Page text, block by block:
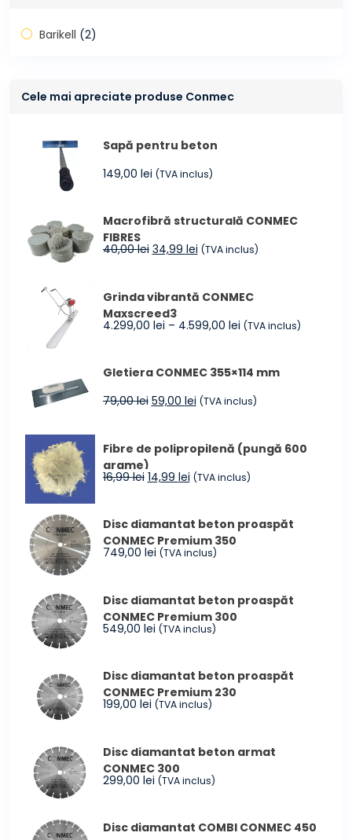
Barikell (2)
Cele mai apreciate produse Conmec
Sapă pentru beton
149,00 lei (TVA inclus)
Macrofibră structurală CONMEC
FIBRES
40,00lei Prețul
fost:
40,00 lei.
34,99 leiPrețul
34,99 lei.
(TVA inclus)
Grinda vibrantă CONMEC
Maxscreed3
4.299,00 lei – 4.599,00 leiInterval
4.299,00 lei
la
(TVA inclus)
Gletiera CONMEC 355×114 mm
79,00lei Prețul
fost:
59,00 leiPrețul
59,00 lei.
(TVA inclus)
Fibre de polipropilenă (pungă 600
grame)
16,99lei Prețul
fost:
16,99 lei.
14,99 leiPrețul
14,99 lei.
(TVA inclus)
Disc diamantat beton proaspăt
CONMEC Premium 350
749,00 lei (TVA inclus)
Disc diamantat beton proaspăt
CONMEC Premium 300
549,00 lei (TVA inclus)
Disc diamantat beton proaspăt
CONMEC Premium 230
199,00 lei (TVA inclus)
Disc diamantat beton armat
CONMEC 300
299,00 lei (TVA inclus)
Disc diamantat COMBI CONMEC 450